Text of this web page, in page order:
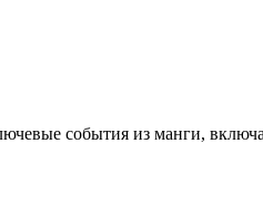
события из манги,